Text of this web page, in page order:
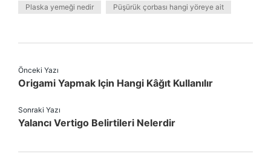
Plaska yemeği nedir Püşürük çorbası hangi yöreye ait
Önceki Yazı
Origami Yapmak Için Hangi Kâğıt Kullanılır
Sonraki Yazı
Yalancı Vertigo Belirtileri Nelerdir